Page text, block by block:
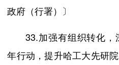
政府（行署）〕
33.加强有组织转化
年行动，提升哈工大先研